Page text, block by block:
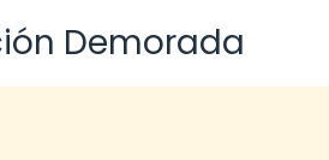
Demorada